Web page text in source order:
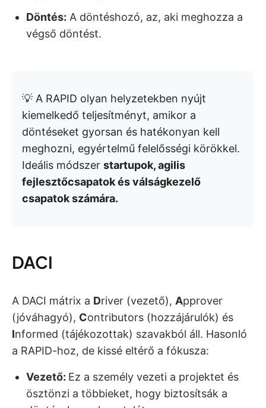
Döntés: A döntéshozó, az, aki meghozza a
végső döntést.
💡 A RAPID olyan helyzetekben nyújt
kiemelkedő teljesítményt, amikor a
döntéseket gyorsan és hatékonyan kell
meghozni, egyértelmű felelősségi körökkel.
Ideális módszer startupok, agilis
fejlesztőcsapatok és válságkezelő
csapatok számára.
DACI
A DACI mátrix a Driver (vezető), Approver
(jóváhagyó), Contributors (hozzájárulók) és
Informed (tájékozottak) szavakból áll. Hasonló
a RAPID-hoz, de kissé eltérő a fókusza:
Vezető: Ez a személy vezeti a projektet és
ösztönzi a többieket, hogy biztosítsák a